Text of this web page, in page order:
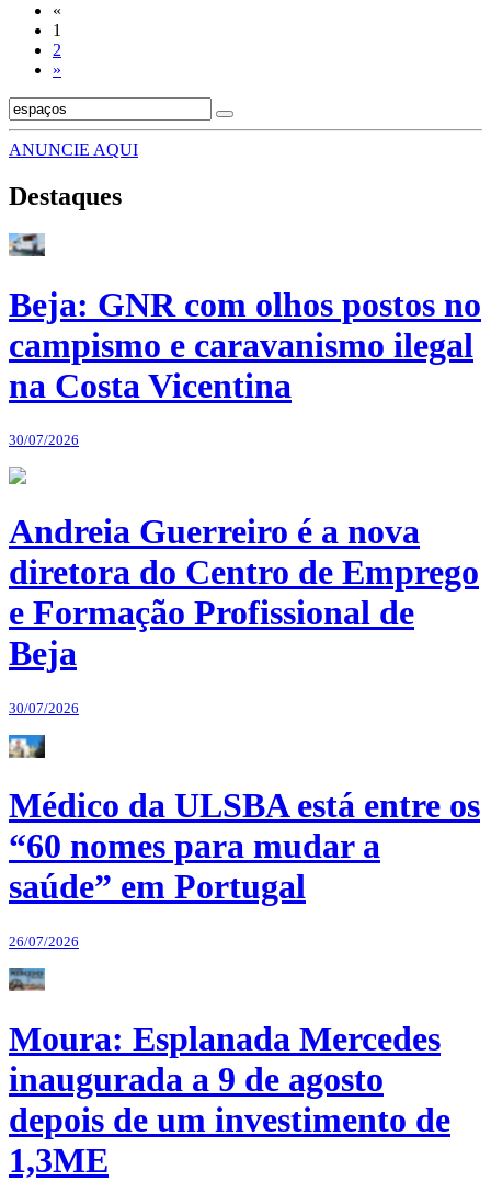
«
1
2
»
ANUNCIE AQUI
Destaques
Beja: GNR com olhos postos no
campismo e caravanismo ilegal
na Costa Vicentina
30/07/2026
Andreia Guerreiro é a nova
diretora do Centro de Emprego
e Formação Profissional de
Beja
30/07/2026
Médico da ULSBA está entre os
“60 nomes para mudar a
saúde” em Portugal
26/07/2026
Moura: Esplanada Mercedes
inaugurada a 9 de agosto
depois de um investimento de
1,3ME